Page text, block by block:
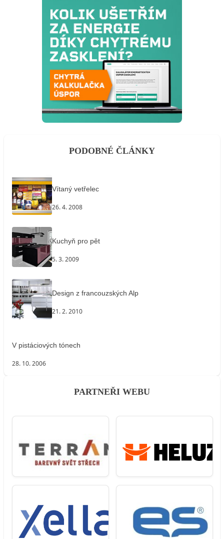
PODOBNÉ ČLÁNKY
Vítaný vetřelec
26. 4. 2008
Kuchyň pro pět
5. 3. 2009
Design z francouzských Alp
21. 2. 2010
V pistáciových tónech
28. 10. 2006
PARTNEŘI WEBU